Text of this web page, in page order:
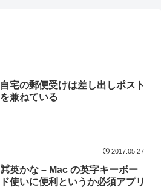
自宅の郵便受けは差し出しポスト
を兼ねている
2017.05.27
⌘英かな – Mac の英字キーボー
ド使いに便利というか必須アプリ